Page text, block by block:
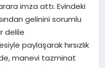
imza attı. Evindeki
gelinini sorumlu
delile
paylaşarak hırsızlık
manevi tazminat